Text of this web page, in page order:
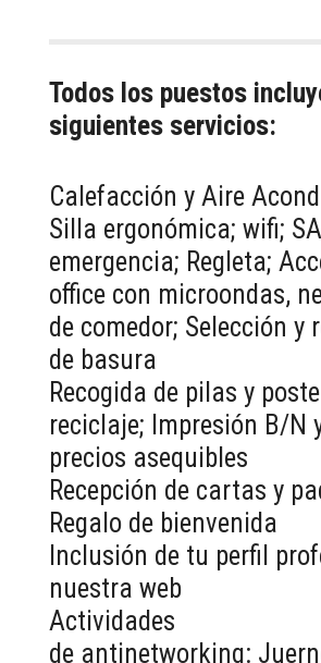
Todos los puestos
siguientes servicios:
Calefacción y Aire
Silla ergonómica; wifi;
emergencia; Regleta;
office con microondas,
de comedor; Selección y
de basura
Recogida de pilas y
reciclaje; Impresión B/N
precios asequibles
Recepción de cartas y
Regalo de bienvenida
Inclusión de tu perfil
nuestra web
Actividades
de antinetworking: